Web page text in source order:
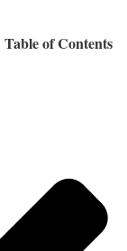
Table of Contents